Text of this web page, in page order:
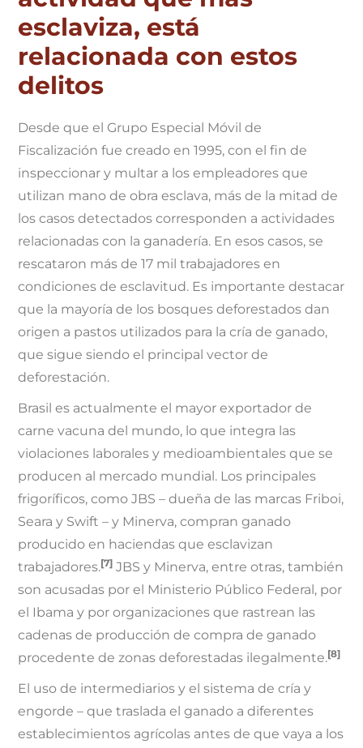
esclaviza, está
relacionada con estos
delitos
Desde que el Grupo Especial Móvil de
Fiscalización fue creado en 1995, con el fin de
inspeccionar y multar a los empleadores que
utilizan mano de obra esclava, más de la mitad de
los casos detectados corresponden a actividades
relacionadas con la ganadería. En esos casos, se
rescataron más de 17 mil trabajadores en
condiciones de esclavitud. Es importante destacar
que la mayoría de los bosques deforestados dan
origen a pastos utilizados para la cría de ganado,
que sigue siendo el principal vector de
deforestación.
Brasil es actualmente el mayor exportador de
carne vacuna del mundo, lo que integra las
violaciones laborales y medioambientales que se
producen al mercado mundial. Los principales
frigoríficos, como JBS – dueña de las marcas Friboi,
Seara y Swift – y Minerva, compran ganado
producido en haciendas que esclavizan
trabajadores.[7] JBS y Minerva, entre otras, también
son acusadas por el Ministerio Público Federal, por
el Ibama y por organizaciones que rastrean las
cadenas de producción de compra de ganado
procedente de zonas deforestadas ilegalmente.[8]
El uso de intermediarios y el sistema de cría y
engorde – que traslada el ganado a diferentes
establecimientos agrícolas antes de que vaya a los